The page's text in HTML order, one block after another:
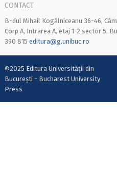
CONTACT
B-dul Mihail Kogălniceanu 36-46,
Corp A, Intrarea A, etaj 1-2 sector 5,
390 815 editura@g.unibuc.ro
©2025 Editura Universității din
București - Bucharest University
Press